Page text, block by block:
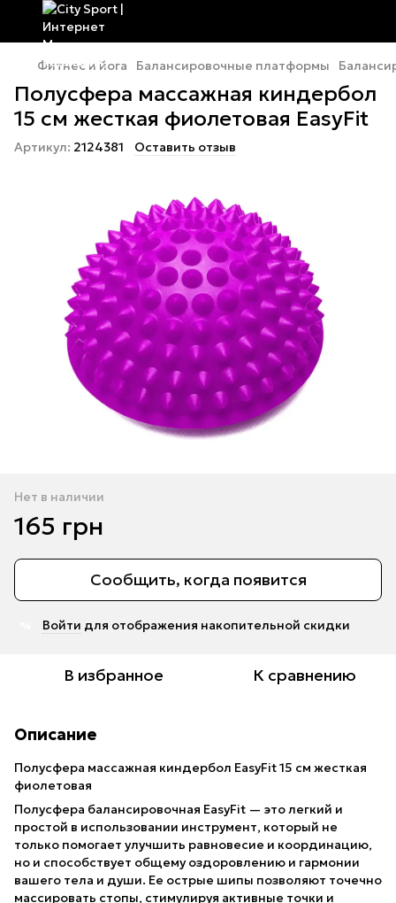
Фитнес и йога Балансировочные платформы
Полусфера массажная киндербол
15 см жесткая фиолетовая EasyFit
Артикул: 2124381 Оставить отзыв
Нет в наличии
165 грн
Сообщить, когда появится
Войти для отображения накопительной скидки
В избранное К сравнению
Описание
Полусфера массажная киндербол EasyFit 15 см жесткая
фиолетовая
Полусфера балансировочная EasyFit — это легкий и
простой в использовании инструмент, который не
только помогает улучшить равновесие и координацию,
но и способствует общему оздоровлению и гармонии
вашего тела и души. Ее острые шипы позволяют точечно
массировать стопы, стимулируя активные точки и